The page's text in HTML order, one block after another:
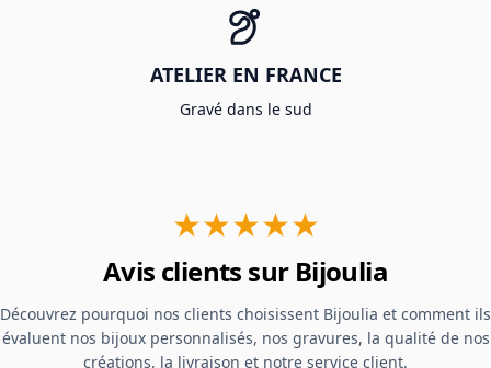
ATELIER EN FRANCE
Gravé dans le sud
★★★★★
Avis clients sur Bijoulia
Découvrez pourquoi nos clients choisissent Bijoulia et comment ils
évaluent nos bijoux personnalisés, nos gravures, la qualité de nos
créations, la livraison et notre service client.